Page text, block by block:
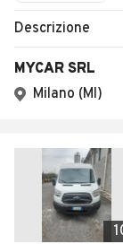
Descrizione
MYCAR SRL
Milano (MI)